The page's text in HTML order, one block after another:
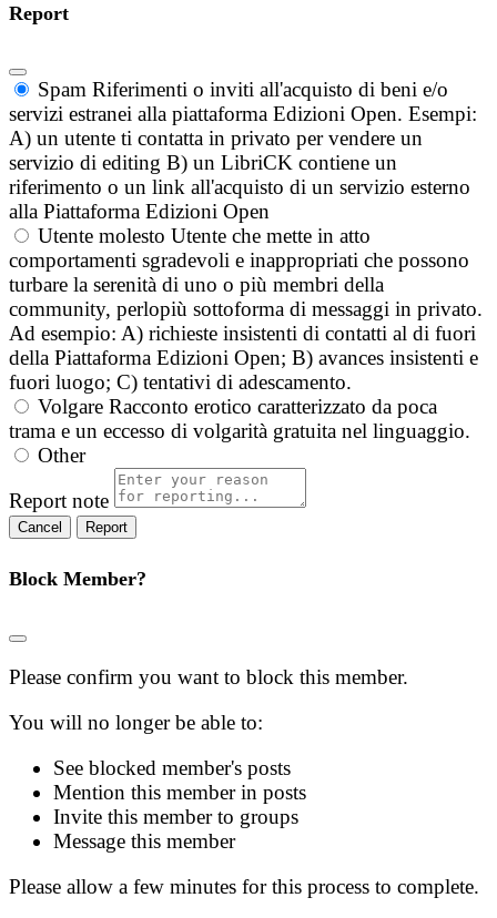
Report
Spam Riferimenti o inviti all'acquisto di beni e/o
servizi estranei alla piattaforma Edizioni Open. Esempi:
A) un utente ti contatta in privato per vendere un
servizio di editing B) un LibriCK contiene un
riferimento o un link all'acquisto di un servizio esterno
alla Piattaforma Edizioni Open
Utente molesto Utente che mette in atto
comportamenti sgradevoli e inappropriati che possono
turbare la serenità di uno o più membri della
community, perlopiù sottoforma di messaggi in privato.
Ad esempio: A) richieste insistenti di contatti al di fuori
della Piattaforma Edizioni Open; B) avances insistenti e
fuori luogo; C) tentativi di adescamento.
Volgare Racconto erotico caratterizzato da poca
trama e un eccesso di volgarità gratuita nel linguaggio.
Other
Report note
Report
Block Member?
Please confirm you want to block this member.
You will no longer be able to:
See blocked member's posts
Mention this member in posts
Invite this member to groups
Message this member
Please allow a few minutes for this process to complete.